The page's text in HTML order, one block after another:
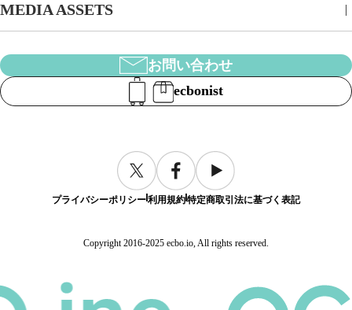
MEDIA ASSETS
お問い合わせ
ecbonist
プライバシーポリシー利用規約特定商取引法に基づく表記
Copyright 2016-2025 ecbo.io, All rights reserved.